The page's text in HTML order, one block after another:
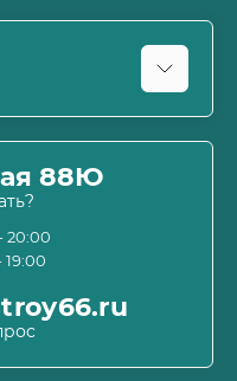
и оферта
88Ю
20:00
19:00